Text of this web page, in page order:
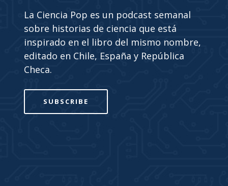
La Ciencia Pop es un podcast semanal
sobre historias de ciencia que está
inspirado en el libro del mismo nombre,
editado en Chile, España y República
Checa.
SUBSCRIBE